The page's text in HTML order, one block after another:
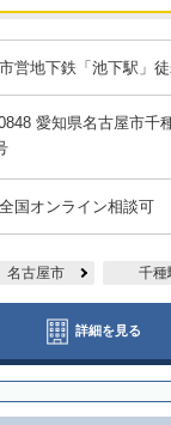
営地下鉄「池下駅」
愛知県名古屋市千
国オンライン相談可
名古屋市 千種
詳細を見る